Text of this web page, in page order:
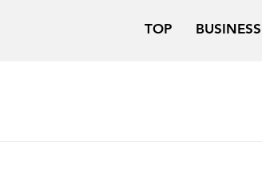
TOP BUSINESS